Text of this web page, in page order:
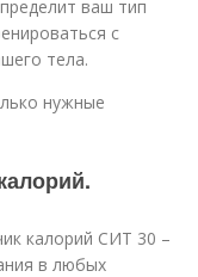
ваш тип
с
тела.
нужные
калорий СИТ 30 –
в любых